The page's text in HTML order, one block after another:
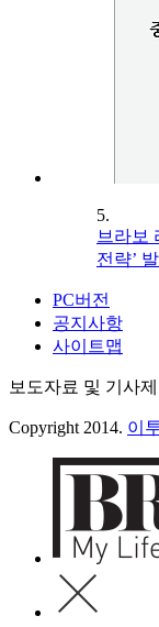
5.
브라보
전략’
PC버전
공지사항
사이트맵
보도자료 및 기사제
Copyright 2014. 이